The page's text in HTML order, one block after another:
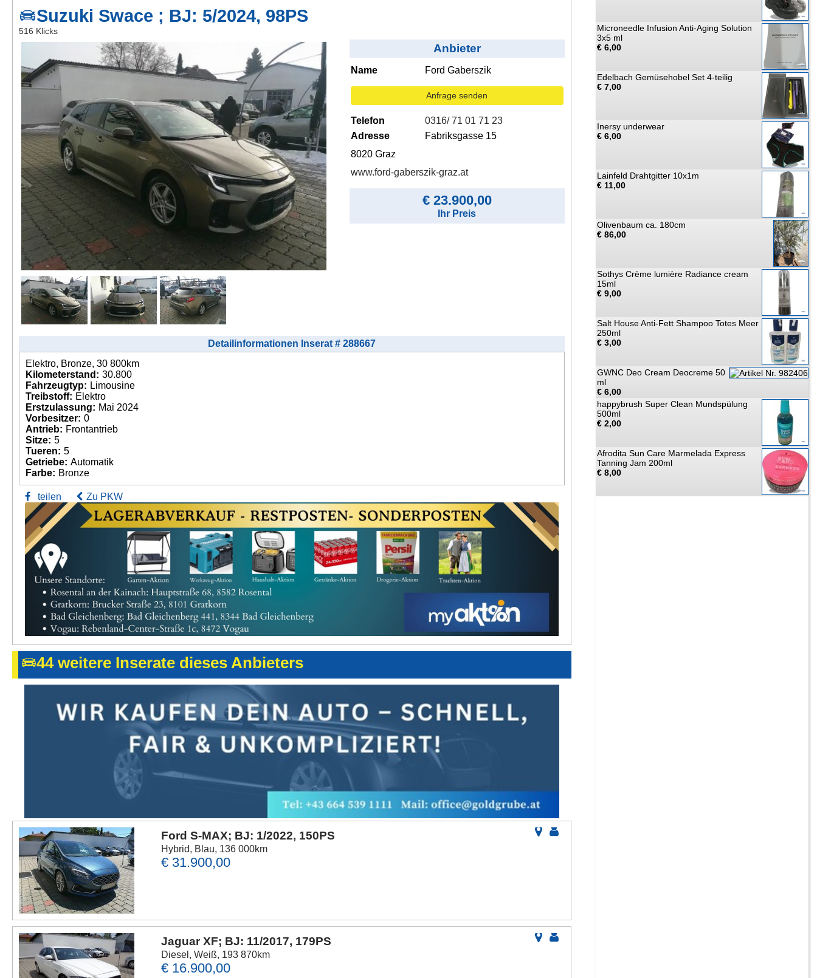
Kontakt
AGB, Nutzungsbedingungen
Impressum
Microneedle Infusion Anti-Aging Solution
3x5 ml
€ 6,00
Edelbach Gemüsehobel Set 4-teilig
€ 7,00
Inersy underwear
€ 6,00
Lainfeld Drahtgitter 10x1m
€ 11,00
Olivenbaum ca. 180cm
€ 86,00
Sothys Crème lumière Radiance cream
15ml
€ 9,00
Salt House Anti-Fett Shampoo Totes Meer
250ml
€ 3,00
GWNC Deo Cream Deocreme 50
ml
€ 6,00
happybrush Super Clean Mundspülung
500ml
€ 2,00
Afrodita Sun Care Marmelada Express
Tanning Jam 200ml
€ 8,00
Suzuki Swace ; BJ: 5/2024, 98PS
516 Klicks
Anbieter
Name Ford Gaberszik
Anfrage senden
Telefon
0316/ 71 01 71 23
Adresse
Fabriksgasse 15
8020 Graz
www.ford-gaberszik-graz.at
€ 23.900,00
Ihr Preis
Detailinformationen Inserat # 288667
Elektro, Bronze, 30 800km
Kilometerstand: 30.800
Fahrzeugtyp: Limousine
Treibstoff: Elektro
Erstzulassung: Mai 2024
Vorbesitzer: 0
Antrieb: Frontantrieb
Sitze: 5
Tueren: 5
Getriebe: Automatik
Farbe: Bronze
teilen Zu PKW
44 weitere Inserate dieses Anbieters
Ford S-MAX; BJ: 1/2022, 150PS
Hybrid, Blau, 136 000km
€ 31.900,00
Jaguar XF; BJ: 11/2017, 179PS
Diesel, Weiß, 193 870km
€ 16.900,00